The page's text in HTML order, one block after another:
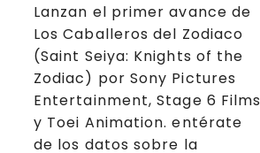
Lanzan el primer avance de
Los Caballeros del Zodiaco
(Saint Seiya: Knights of the
Zodiac) por Sony Pictures
Entertainment, Stage 6 Films
y Toei Animation. entérate
de los datos sobre la